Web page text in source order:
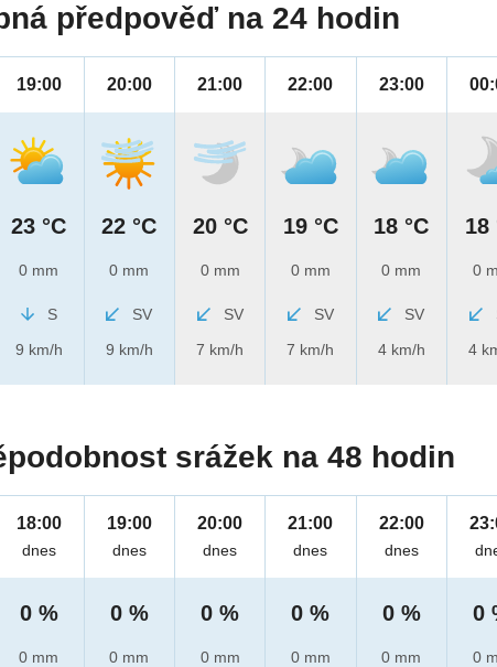
předpověď na 24 hodin
19:00
23 °C
0 mm
S
9 km/h
20:00
22 °C
0 mm
SV
9 km/h
21:00
20 °C
0 mm
SV
7 km/h
22:00
19 °C
0 mm
SV
7 km/h
23:00
18 °C
0 mm
SV
4 km/h
18
0
4
srážek na 48 hodin
18:00
dnes
0 %
0 mm
19:00
dnes
0 %
0 mm
20:00
dnes
0 %
0 mm
21:00
dnes
0 %
0 mm
22:00
dnes
0 %
0 mm
0
0